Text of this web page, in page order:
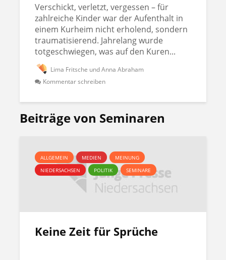
Verschickt, verletzt, vergessen – für
zahlreiche Kinder war der Aufenthalt in
einem Kurheim nicht erholend, sondern
traumatisierend. Jahrelang wurde
totgeschwiegen, was auf den Kuren...
Lima Fritsche und Anna Abraham
Kommentar schreiben
Beiträge von Seminaren
ALLGEMEIN MEDIEN
MEINUNG
NIEDERSACHSEN
POLITIK SEMINARE
Keine Zeit für Sprüche